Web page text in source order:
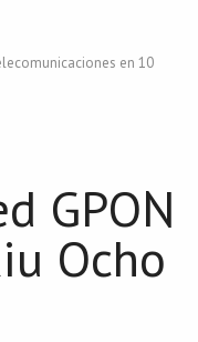
en 10
GPON
Ocho